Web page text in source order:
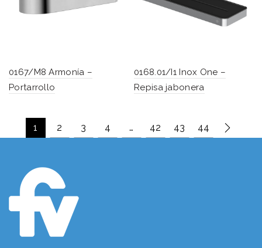
0167/M8 Armonía –
Portarrollo
0168.01/I1 Inox One –
Repisa jabonera
1 2 3 4 … 42 43 44